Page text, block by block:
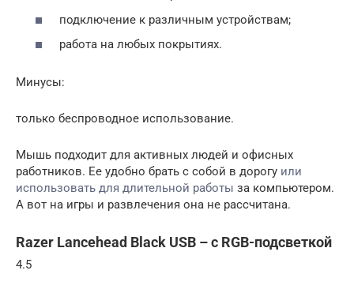
подключение к различным устройствам;
работа на любых покрытиях.
Минусы:
только беспроводное использование.
Мышь подходит для активных людей и офисных
работников. Ее удобно брать с собой в дорогу или
использовать для длительной работы за компьютером.
А вот на игры и развлечения она не рассчитана.
Razer Lancehead Black USB – с RGB-подсветкой
4.5